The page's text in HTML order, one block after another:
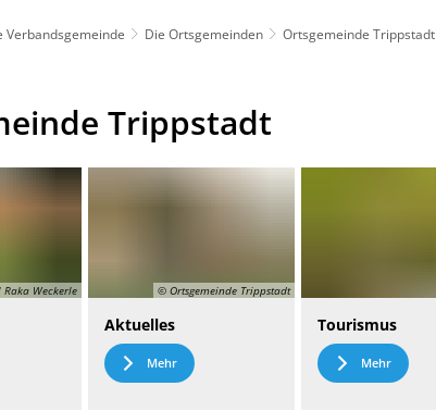
Verbandsgemeinde Die Ortsgemeinden Ortsgemeinde Trippstadt
Trippstadt
Weckerle © Ortsgemeinde Trippstadt
Aktuelles
Mehr
Tourismus
Mehr